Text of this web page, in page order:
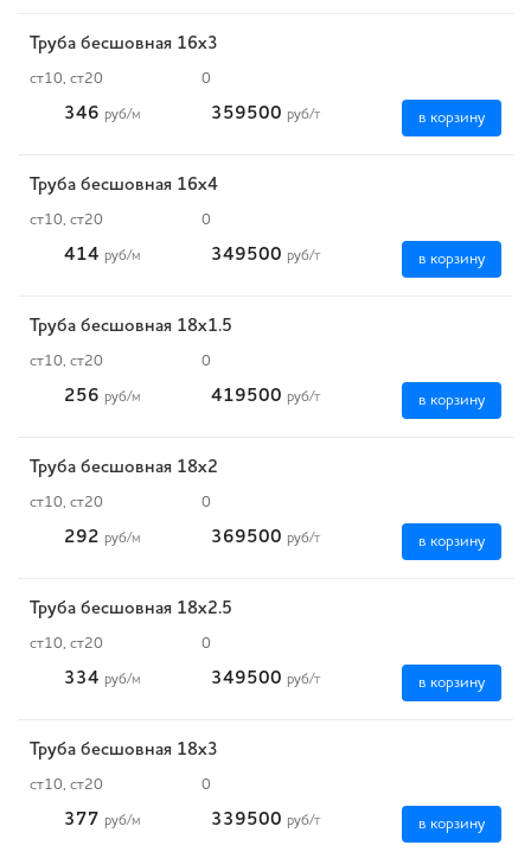
Труба бесшовная 16х3
ст10, ст20 0
346 руб/м 359500 руб/т в корзину
Труба бесшовная 16х4
ст10, ст20 0
414 руб/м 349500 руб/т в корзину
Труба бесшовная 18х1.5
ст10, ст20 0
256 руб/м 419500 руб/т в корзину
Труба бесшовная 18х2
ст10, ст20 0
292 руб/м 369500 руб/т в корзину
Труба бесшовная 18х2.5
ст10, ст20 0
334 руб/м 349500 руб/т в корзину
Труба бесшовная 18х3
ст10, ст20 0
377 руб/м 339500 руб/т в корзину